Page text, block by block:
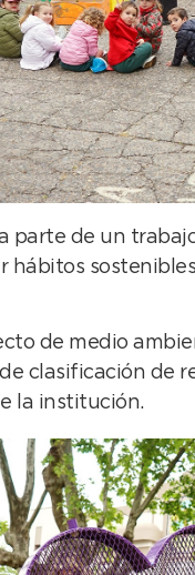
parte de un
hábitos
de medio
clasificación de
la institución.